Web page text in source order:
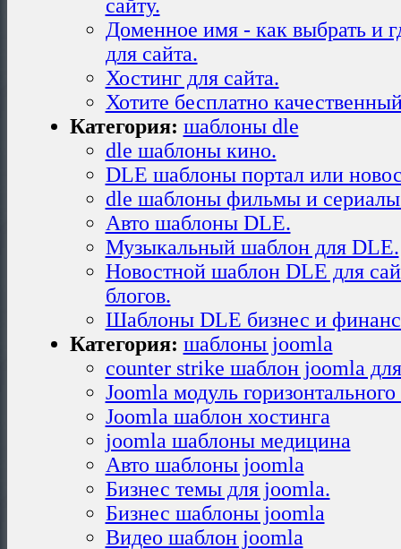
сайту.
Доменное имя - как выбрать и
для сайта.
Хостинг для сайта.
Хотите бесплатно
Категория: шаблоны dle
dle шаблоны кино.
DLE шаблоны портал или
dle шаблоны фильмы и
Авто шаблоны DLE.
Музыкальный шаблон для DLE.
Новостной шаблон DLE для
блогов.
Шаблоны DLE бизнес и
Категория: шаблоны joomla
counter strike шаблон joomla для
Joomla модуль
Joomla шаблон хостинга
joomla шаблоны медицина
Авто шаблоны joomla
Бизнес темы для joomla.
Бизнес шаблоны joomla
Видео шаблон joomla